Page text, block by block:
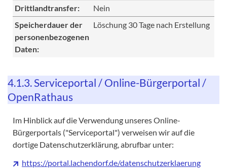
Drittlandtransfer:
Nein
Speicherdauer der
personenbezogenen
Daten:
Löschung 30 Tage nach Erstellung
4.1.3. Serviceportal / Online-Bürgerportal /
OpenRathaus
Im Hinblick auf die Verwendung unseres Online-
Bürgerportals ("Serviceportal") verweisen wir auf die
dortige Datenschutzerklärung, abrufbar unter:
https://portal.lachendorf.de/datenschutzerklaerung